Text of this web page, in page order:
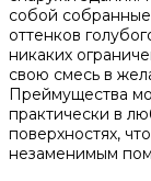
собой
оттенков
никаких
свою смесь в
Преймущества
практически в
поверхностях,
незаменимым